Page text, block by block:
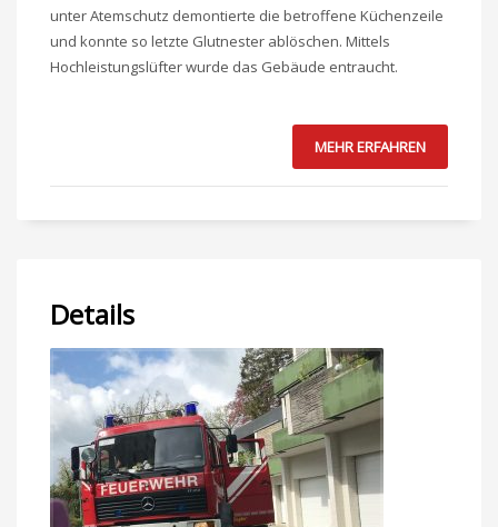
unter Atemschutz demontierte die betroffene Küchenzeile
und konnte so letzte Glutnester ablöschen. Mittels
Hochleistungslüfter wurde das Gebäude entraucht.
MEHR ERFAHREN
Details